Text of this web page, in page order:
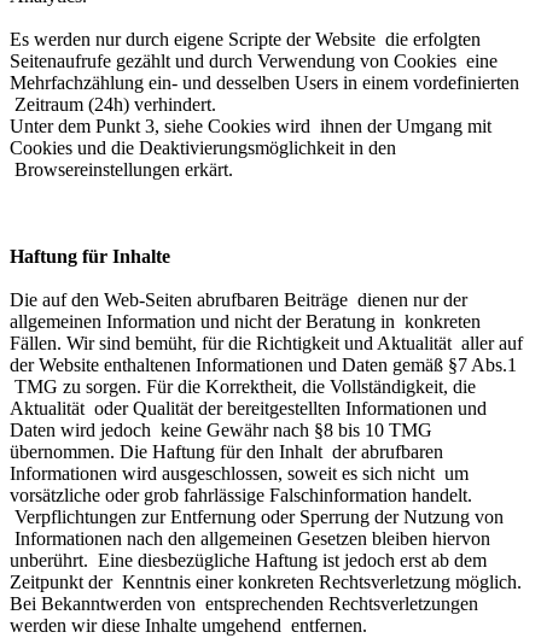
Es werden nur durch eigene Scripte der Website die erfolgten
Seitenaufrufe gezählt und durch Verwendung von Cookies eine
Mehrfachzählung ein- und desselben Users in einem vordefinierten
Zeitraum (24h) verhindert.
Unter dem Punkt 3, siehe Cookies wird ihnen der Umgang mit
Cookies und die Deaktivierungsmöglichkeit in den
Browsereinstellungen erkärt.
Haftung für Inhalte
Die auf den Web-Seiten abrufbaren Beiträge dienen nur der
allgemeinen Information und nicht der Beratung in konkreten
Fällen. Wir sind bemüht, für die Richtigkeit und Aktualität aller auf
der Website enthaltenen Informationen und Daten gemäß §7 Abs.1
TMG zu sorgen. Für die Korrektheit, die Vollständigkeit, die
Aktualität oder Qualität der bereitgestellten Informationen und
Daten wird jedoch keine Gewähr nach §8 bis 10 TMG
übernommen. Die Haftung für den Inhalt der abrufbaren
Informationen wird ausgeschlossen, soweit es sich nicht um
vorsätzliche oder grob fahrlässige Falschinformation handelt.
Verpflichtungen zur Entfernung oder Sperrung der Nutzung von
Informationen nach den allgemeinen Gesetzen bleiben hiervon
unberührt. Eine diesbezügliche Haftung ist jedoch erst ab dem
Zeitpunkt der Kenntnis einer konkreten Rechtsverletzung möglich.
Bei Bekanntwerden von entsprechenden Rechtsverletzungen
werden wir diese Inhalte umgehend entfernen.